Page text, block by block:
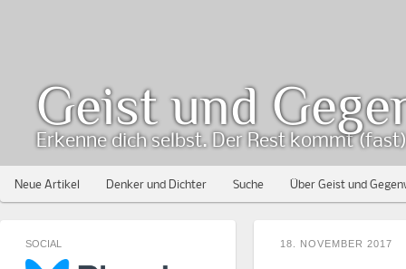
Neue Artikel Denker und Dichter Suche Über Geist und
Geist und
Erkenne dich selbst. Der Rest kommt
18. NOVEMBER 2017
SOCIAL